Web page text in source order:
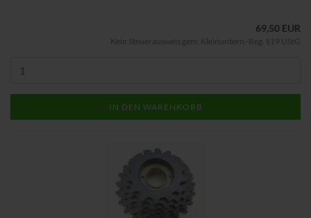
69,50 EUR
Kein Steuerausweis gem. Kleinuntern.-Reg. §19 UStG
IN DEN WARENKORB